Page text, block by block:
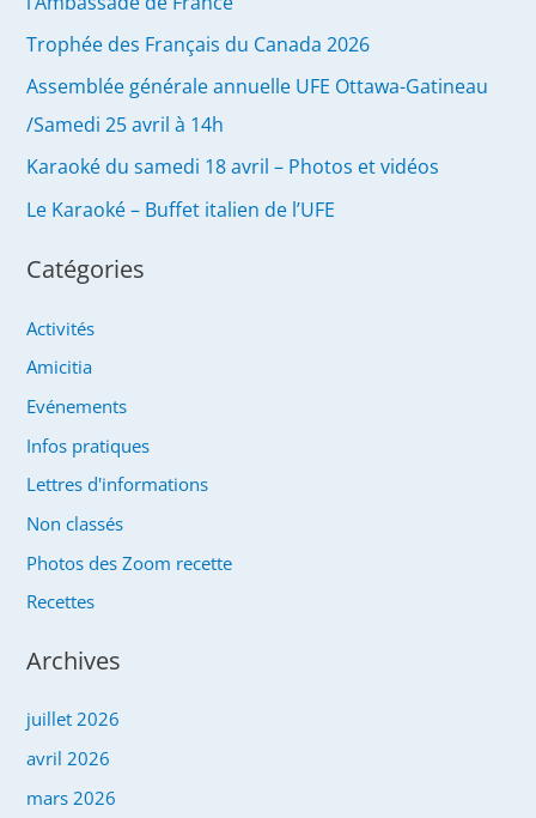
Trophée des Français du Canada 2026
Assemblée générale annuelle UFE Ottawa-Gatineau
/Samedi 25 avril à 14h
Karaoké du samedi 18 avril – Photos et vidéos
Le Karaoké – Buffet italien de l’UFE
Catégories
Activités
Amicitia
Evénements
Infos pratiques
Lettres d'informations
Non classés
Photos des Zoom recette
Recettes
Archives
juillet 2026
avril 2026
mars 2026